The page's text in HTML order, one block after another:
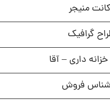
منیجر
گرافیک
داری – آقا
فروش